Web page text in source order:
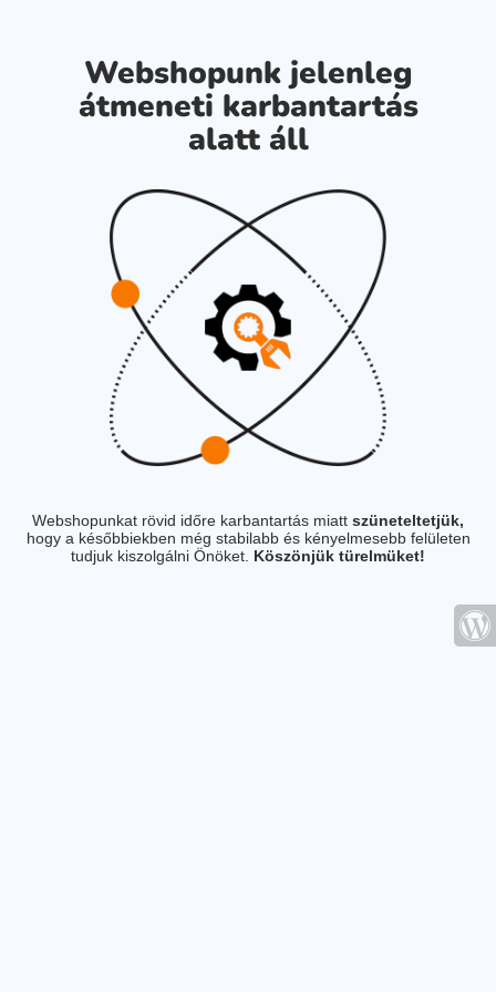
Webshopunk jelenleg
átmeneti karbantartás
alatt áll
Webshopunkat rövid időre karbantartás miatt szüneteltetjük,
hogy a későbbiekben még stabilabb és kényelmesebb felületen
tudjuk kiszolgálni Önöket. Köszönjük türelmüket!